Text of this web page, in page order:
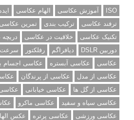
ISO آموزش عکاسی الهام عکاسی
ترفند عکاسی
ترکیب بندی تمرین عکاسی
تکنیک عکاسی
خلاقیت در عکاسی
دریچه
دوربین DSLR
دیافراگم رفلکتور سرعت
عکاسی
عکاسی آبستره
عکاسی اجسام
عکاسی از مدل
عکاسی از پرندگان
عکاسی از گل ها
عکاسی خیابانی
عکاسی سیاه و سفید
عکاسی ماکرو
عکاسی ورزشی
عکاسی پرتره
عکس